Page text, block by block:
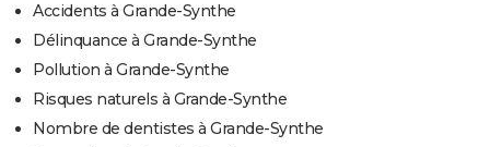
Accidents à Grande-Synthe
Délinquance à Grande-Synthe
Pollution à Grande-Synthe
Risques naturels à Grande-Synthe
Nombre de dentistes à Grande-Synthe